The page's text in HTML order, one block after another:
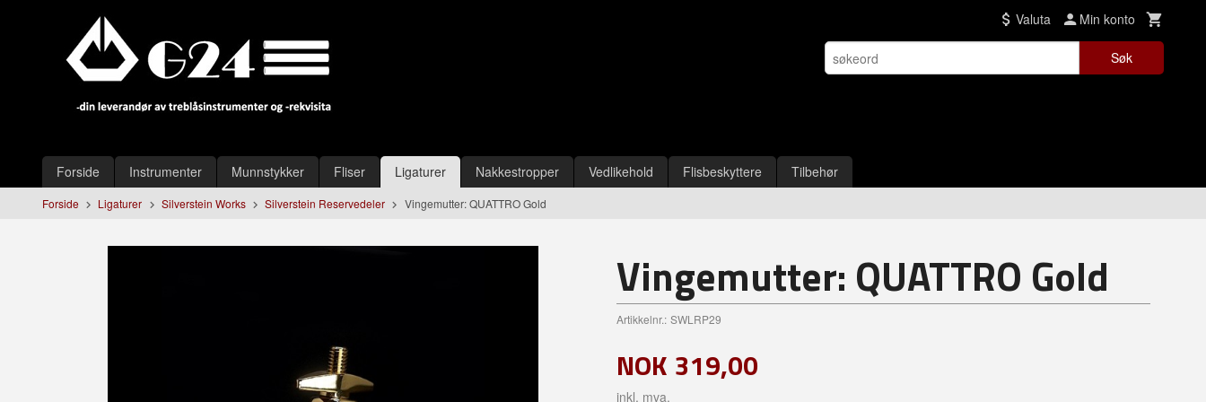
Valuta Min konto
Søk
Produkter
Forside Instrumenter Munnstykker Fliser Ligaturer Nakkestropper Vedlikehold Flisbeskyttere Tilbehør
Forside Ligaturer Silverstein Works Silverstein Reservedeler Vingemutter: QUATTRO Gold
Vingemutter: QUATTRO Gold
Artikkelnr.: SWLRP29
NOK 319,00
inkl. mva.